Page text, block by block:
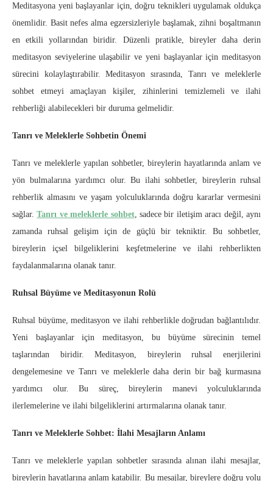
Meditasyona yeni başlayanlar için, doğru teknikleri uygulamak oldukça
önemlidir. Basit nefes alma egzersizleriyle başlamak, zihni boşaltmanın
en etkili yollarından biridir. Düzenli pratikle, bireyler daha derin
meditasyon seviyelerine ulaşabilir ve yeni başlayanlar için meditasyon
sürecini kolaylaştırabilir. Meditasyon sırasında, Tanrı ve meleklerle
sohbet etmeyi amaçlayan kişiler, zihinlerini temizlemeli ve ilahi
rehberliği alabilecekleri bir duruma gelmelidir.
Tanrı ve Meleklerle Sohbetin Önemi
Tanrı ve meleklerle yapılan sohbetler, bireylerin hayatlarında anlam ve
yön bulmalarına yardımcı olur. Bu ilahi sohbetler, bireylerin ruhsal
rehberlik almasını ve yaşam yolculuklarında doğru kararlar vermesini
sağlar.Tanrı ve meleklerle sohbet, sadece bir iletişim aracı değil, aynı
zamanda ruhsal gelişim için de güçlü bir tekniktir. Bu sohbetler,
bireylerin içsel bilgeliklerini keşfetmelerine ve ilahi rehberlikten
faydalanmalarına olanak tanır.
Ruhsal Büyüme ve Meditasyonun Rolü
Ruhsal büyüme, meditasyon ve ilahi rehberlikle doğrudan bağlantılıdır.
Yeni başlayanlar için meditasyon, bu büyüme sürecinin temel
taşlarından biridir. Meditasyon, bireylerin ruhsal enerjilerini
dengelemesine ve Tanrı ve meleklerle daha derin bir bağ kurmasına
yardımcı olur. Bu süreç, bireylerin manevi yolculuklarında
ilerlemelerine ve ilahi bilgeliklerini artırmalarına olanak tanır.
Tanrı ve Meleklerle Sohbet: İlahi Mesajların Anlamı
Tanrı ve meleklerle yapılan sohbetler sırasında alınan ilahi mesajlar,
bireylerin hayatlarına anlam katabilir. Bu mesajlar, bireylere doğru yolu